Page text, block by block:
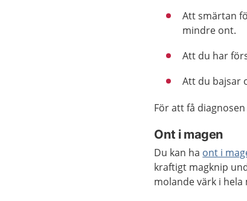
Att smärtan
mindre ont.
Att du har
Att du bajsar
För att få
Ont i magen
Du kan ha ont i
kraftigt magknip
molande värk i